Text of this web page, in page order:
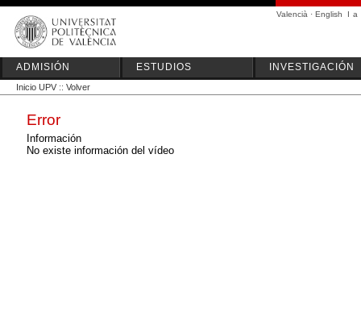
Valencià · English I a
ADMISIÓN ESTUDIOS INVESTIGACIÓN
Inicio UPV :: Volver
Error
Información
No existe información del vídeo